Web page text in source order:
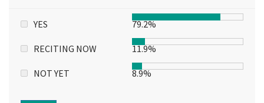
YES 79.2%
RECITING NOW 11.9%
NOT YET 8.9%